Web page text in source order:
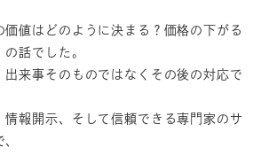
価値はどのように決まる？価格の下がる
話でした。
出来事そのものではなくその後の対応で
情報開示、そして信頼できる専門家のサ